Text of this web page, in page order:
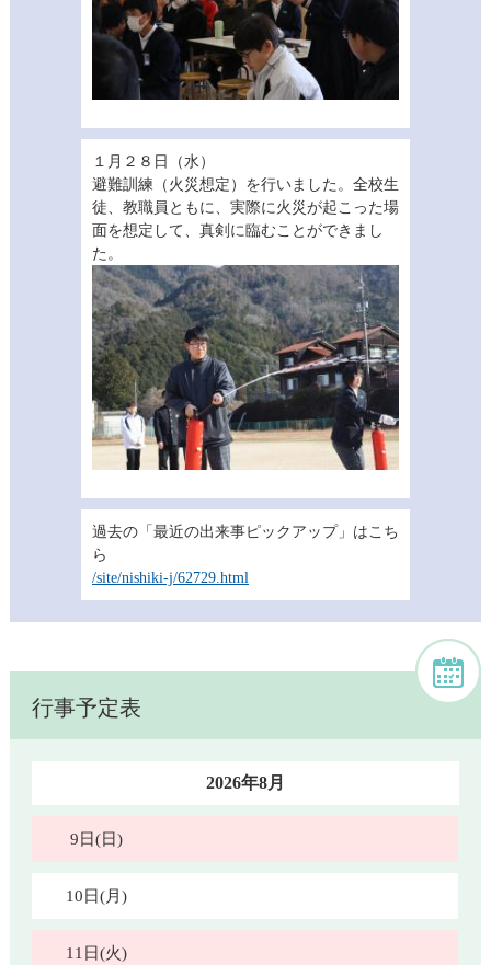
１月２８日（水）
避難訓練（火災想定）を行いました。全校生
徒、教職員ともに、実際に火災が起こった場
面を想定して、真剣に臨むことができまし
た。
過去の「最近の出来事ピックアップ」はこち
ら
/site/nishiki-j/62729.html
行事予定表
2026年8月
9日(日)
10日(月)
11日(火)